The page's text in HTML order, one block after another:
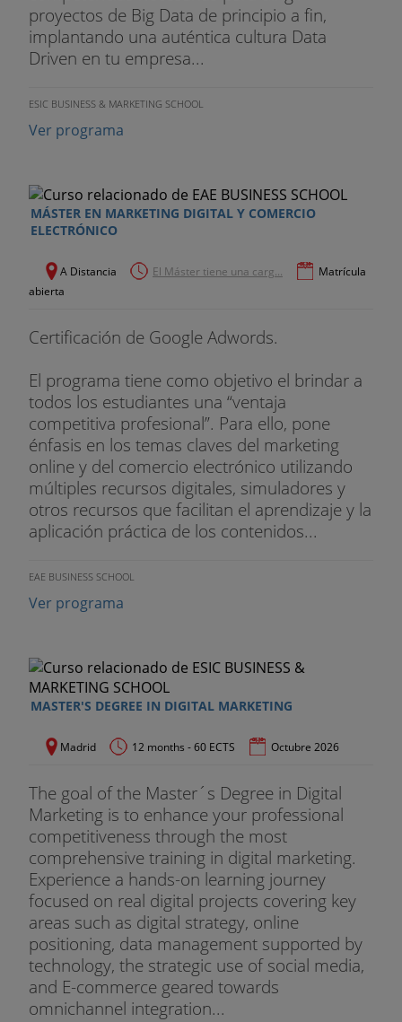
obtener éxito en un mercado global altamente
competitivo.
proyectos de Big Data de principio a fin,
implantando una auténtica cultura Data
Driven en tu empresa...
ESIC BUSINESS & MARKETING SCHOOL
Ver programa
MÁSTER EN MARKETING DIGITAL Y COMERCIO
ELECTRÓNICO
A Distancia El Máster tiene una carg...
Matrícula
abierta
Certificación de Google Adwords.
El programa tiene como objetivo el brindar a
todos los estudiantes una “ventaja
competitiva profesional”. Para ello, pone
énfasis en los temas claves del marketing
online y del comercio electrónico utilizando
múltiples recursos digitales, simuladores y
otros recursos que facilitan el aprendizaje y la
aplicación práctica de los contenidos...
EAE BUSINESS SCHOOL
Ver programa
MASTER'S DEGREE IN DIGITAL MARKETING
Madrid 12 months - 60 ECTS Octubre 2026
The goal of the Master´s Degree in Digital
Marketing is to enhance your professional
competitiveness through the most
comprehensive training in digital marketing.
Experience a hands-on learning journey
focused on real digital projects covering key
areas such as digital strategy, online
positioning, data management supported by
technology, the strategic use of social media,
and E-commerce geared towards
omnichannel integration...